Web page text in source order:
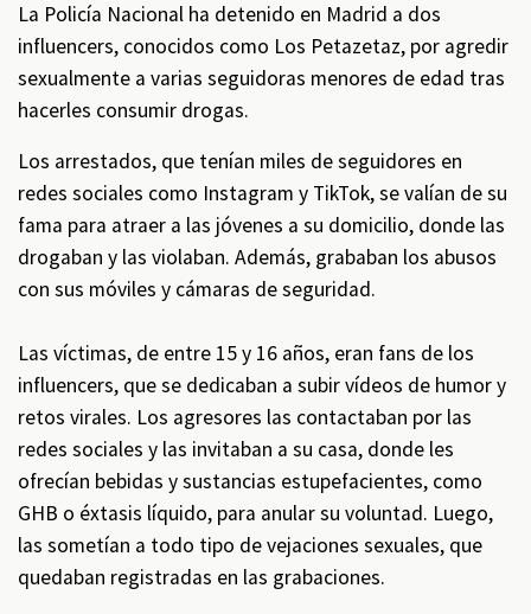
La Policía Nacional ha detenido en Madrid a dos
influencers, conocidos como Los Petazetaz, por agredir
sexualmente a varias seguidoras menores de edad tras
hacerles consumir drogas.
Los arrestados, que tenían miles de seguidores en
redes sociales como Instagram y TikTok, se valían de su
fama para atraer a las jóvenes a su domicilio, donde las
drogaban y las violaban. Además, grababan los abusos
con sus móviles y cámaras de seguridad.
Las víctimas, de entre 15 y 16 años, eran fans de los
influencers, que se dedicaban a subir vídeos de humor y
retos virales. Los agresores las contactaban por las
redes sociales y las invitaban a su casa, donde les
ofrecían bebidas y sustancias estupefacientes, como
GHB o éxtasis líquido, para anular su voluntad. Luego,
las sometían a todo tipo de vejaciones sexuales, que
quedaban registradas en las grabaciones.